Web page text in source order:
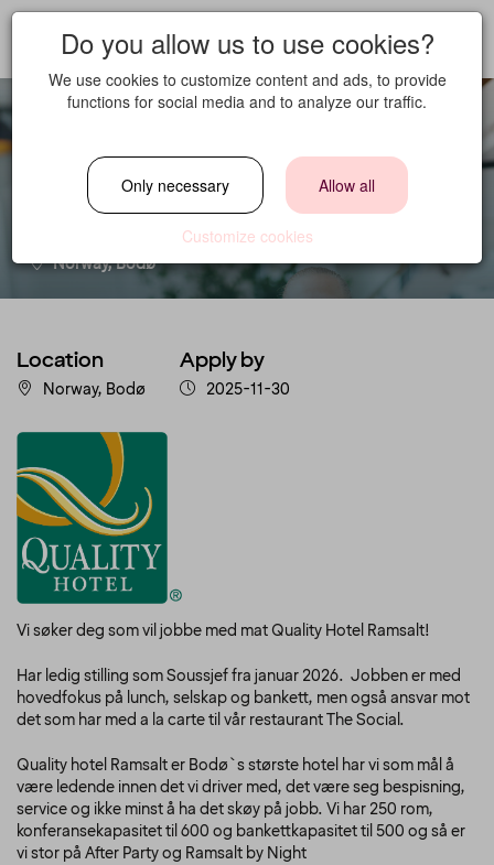
Sous Chef
Norway, Bodø
Location
Norway, Bodø
Apply by
2025-11-30
Vi søker deg som vil jobbe med mat Quality Hotel Ramsalt!
Har ledig stilling som Soussjef fra januar 2026. Jobben er med
hovedfokus på lunch, selskap og bankett, men også ansvar mot
det som har med a la carte til vår restaurant The Social.
Quality hotel Ramsalt er Bodø`s største hotel har vi som mål å
være ledende innen det vi driver med, det være seg bespisning,
service og ikke minst å ha det skøy på jobb. Vi har 250 rom,
konferansekapasitet til 600 og bankettkapasitet til 500 og så er
vi stor på After Party og Ramsalt by Night
Do you allow us to use cookies?
We use cookies to customize content and ads, to provide
functions for social media and to analyze our traffic.
Only necessary Allow all
Customize cookies